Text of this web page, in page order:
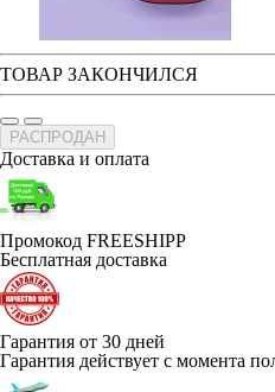
ТОВАР ЗАКОНЧИЛСЯ
РАСПРОДАН
Доставка и оплата
Промокод FREESHIPP
Бесплатная доставка
Гарантия от 30 дней
Гарантия действует с момента